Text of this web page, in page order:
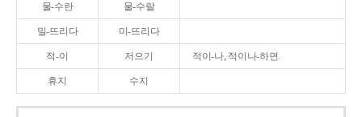
물-수란 물-수랄
밀-뜨리다 미-뜨리다
적-이 저으기 적이-나, 적이나-하면.
휴지 수지